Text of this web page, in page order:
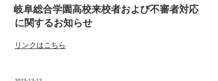
稿
日:
岐阜総合学園高校来校者および不審者対応
に関するお知らせ
リンクはこちら